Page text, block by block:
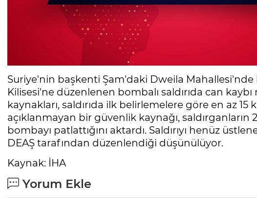
Suriye'nin başkenti Şam'daki Dweila
Kilisesi'ne düzenlenen bombalı saldırıda can
kaynakları, saldırıda ilk belirlemelere göre en az 15
açıklanmayan bir güvenlik kaynağı,
bombayı patlattığını aktardı. Saldırıyı henüz
DEAŞ tarafından düzenlendiği düşünülüyor.
Kaynak: İHA
Yorum Ekle